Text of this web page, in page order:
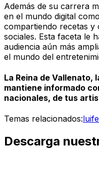
Además de su carrera
en el mundo digital
compartiendo recetas y
sociales. Esta faceta le
audiencia aún más
el mundo del
La Reina de Vallenato,
mantiene informado
nacionales, de tus
Temas relacionados:
Descarga